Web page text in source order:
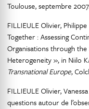
Toulouse, septembre
FILLIEULE Olivier,
Together : Assessing
Organisations through
Heterogeneity », in Niilo
Transnational Europe,
FILLIEULE Olivier,
questions autour de